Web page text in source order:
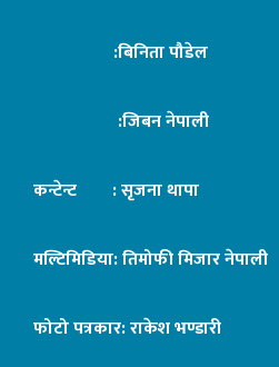
:बिनिता पौडेल
:जिबन नेपाली
कन्टेन्ट : सृजना थापा
मल्टिमिडिया: तिमोफी मिजार नेपाली
फोटो पत्रकार: राकेश भण्डारी